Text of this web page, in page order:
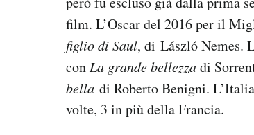
film. L’Oscar del 2016 per il
figlio di Saul, di László Nemes.
conLa grande bellezzadi
bella di Roberto Benigni.
volte, 3 in più della Francia.